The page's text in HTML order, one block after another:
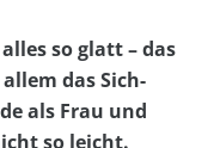
so glatt – das
das Sich-
als Frau und
so leicht.